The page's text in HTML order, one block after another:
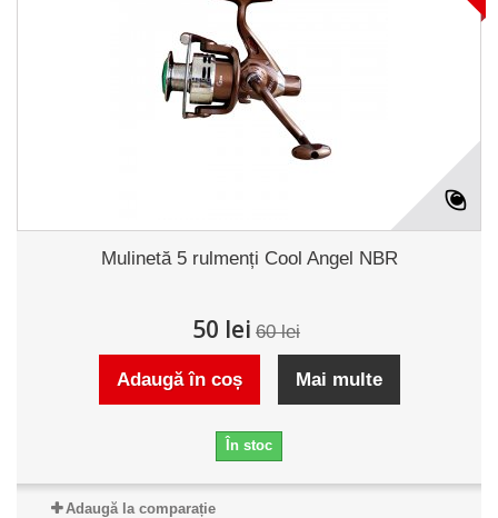
Mulinetă 5 rulmenți Cool Angel NBR
50 lei 60 lei
Adaugă în coș Mai multe
În stoc
Adaugă la comparație